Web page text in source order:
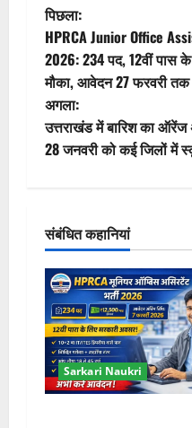
पो
स्ट
ने
वि
न
पिछला:
HPRCA Junior Office
2026: 234 पद, 12वीं पास
मौका, आवेदन 27 फरवरी तक
अगला:
उत्तराखंड में बारिश का ऑरेंज
28 जनवरी को कई जिलों में
संबंधित कहानियां
Sarkari Naukri